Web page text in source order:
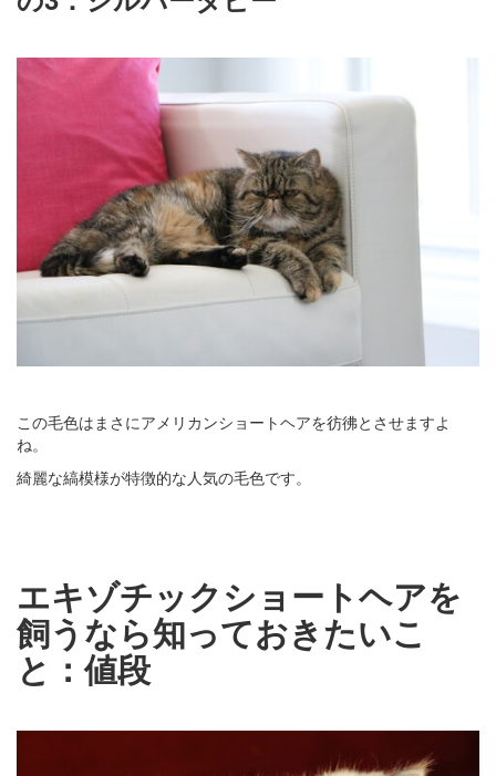
この毛色はまさにアメリカンショートヘアを彷彿とさせますよ
ね。
綺麗な縞模様が特徴的な人気の毛色です。
エキゾチックショートヘアを
飼うなら知っておきたいこ
と：値段